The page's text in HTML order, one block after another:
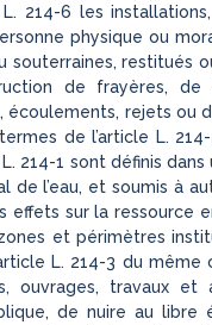
214-6 les
physique ou
restitués
de frayères, de
écoulements, rejets ou
de l’article L.
214-1 sont définis
de l’eau, et soumis à
effets sur la ressource
et périmètres
L. 214-3 du
ouvrages, travaux et
de nuire au libre